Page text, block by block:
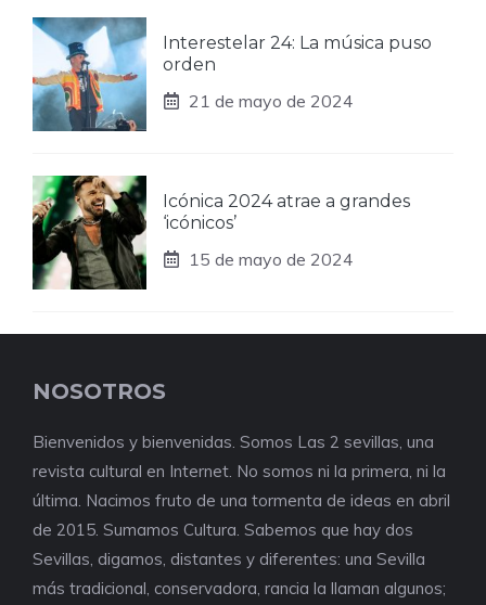
Interestelar 24: La música puso
orden
21 de mayo de 2024
Icónica 2024 atrae a grandes
‘icónicos’
15 de mayo de 2024
NOSOTROS
Bienvenidos y bienvenidas. Somos Las 2 sevillas, una
revista cultural en Internet. No somos ni la primera, ni la
última. Nacimos fruto de una tormenta de ideas en abril
de 2015. Sumamos Cultura. Sabemos que hay dos
Sevillas, digamos, distantes y diferentes: una Sevilla
más tradicional, conservadora, rancia la llaman algunos;